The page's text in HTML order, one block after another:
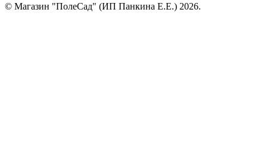
© Магазин "ПолеСад" (ИП Панкина Е.Е.) 2026.